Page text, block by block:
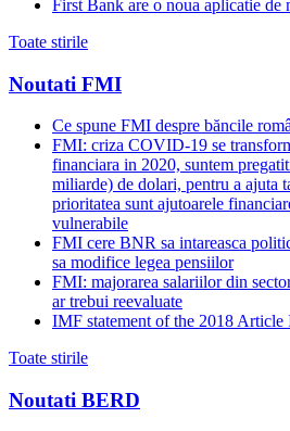
First Bank are o noua aplicatie de
Toate stirile
Noutati FMI
Ce spune FMI despre băncile
FMI: criza COVID-19 se
financiara in 2020, suntem
miliarde) de dolari, pentru a ajuta
prioritatea sunt ajutoarele
vulnerabile
FMI cere BNR sa intareasca
sa modifice legea pensiilor
FMI: majorarea salariilor din
ar trebui reevaluate
IMF statement of the 2018
Toate stirile
Noutati BERD